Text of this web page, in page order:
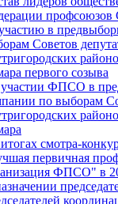
профсоюзов
в
Советов
первого созыва
ФПСО в
по выборам
смотра-
первичная
ФПСО" в